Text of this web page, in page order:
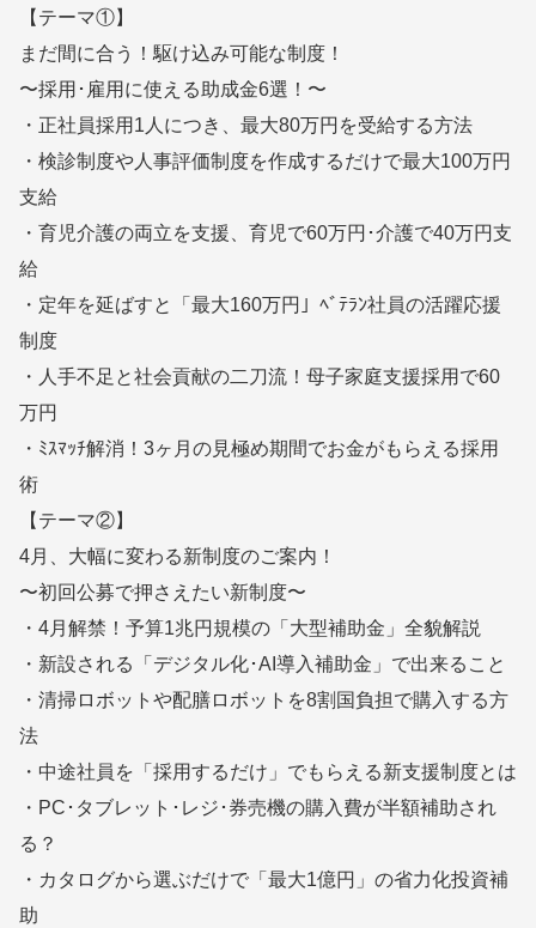
【テーマ①】
まだ間に合う！駆け込み可能な制度！
〜採用･雇用に使える助成金6選！〜
・正社員採用1人につき、最大80万円を受給する方法
・検診制度や人事評価制度を作成するだけで最大100万円
支給
・育児介護の両立を支援、育児で60万円･介護で40万円支
給
・定年を延ばすと「最大160万円」ﾍﾞﾃﾗﾝ社員の活躍応援
制度
・人手不足と社会貢献の二刀流！母子家庭支援採用で60
万円
・ﾐｽﾏｯﾁ解消！3ヶ月の見極め期間でお金がもらえる採用
術
【テーマ②】
4月、大幅に変わる新制度のご案内！
〜初回公募で押さえたい新制度〜
・4月解禁！予算1兆円規模の「大型補助金」全貌解説
・新設される「デジタル化･AI導入補助金」で出来ること
・清掃ロボットや配膳ロボットを8割国負担で購入する方
法
・中途社員を「採用するだけ」でもらえる新支援制度とは
・PC･タブレット･レジ･券売機の購入費が半額補助され
る？
・カタログから選ぶだけで「最大1億円」の省力化投資補
助